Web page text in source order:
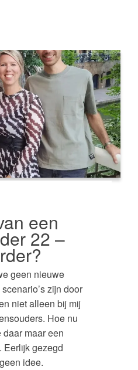
een
22 –
geen nieuwe
zijn door
niet alleen bij mij
Hoe nu
maar een
Eerlijk gezegd
idee.